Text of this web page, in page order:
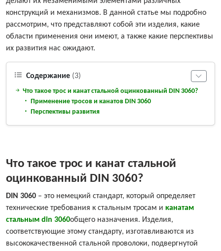
конструкций и механизмов. В данной статье мы подробно
рассмотрим, что представляют собой эти изделия, какие
области применения они имеют, а также какие перспективы
их развития нас ожидают.
Содержание (3)
Что такое трос и канат стальной оцинкованный DIN 3060?
Применение тросов и канатов DIN 3060
Перспективы развития
Что такое трос и канат стальной
оцинкованный DIN 3060?
DIN 3060 – это немецкий стандарт, который определяет
технические требования к стальным тросам и канатам
стальным din 3060общего назначения. Изделия,
соответствующие этому стандарту, изготавливаются из
высококачественной стальной проволоки, подвергнутой